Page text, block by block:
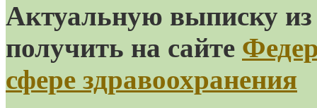
Актуальную выписку
получить на сайте
сфере здравоохранения